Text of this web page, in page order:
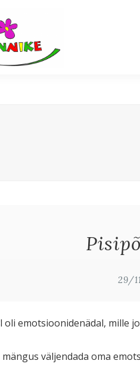
29/
oli emotsioonidenädal, mille
mängus väljendada oma